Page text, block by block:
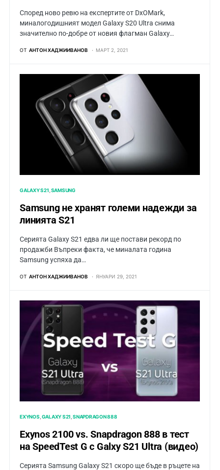
Според ново ревю на експертите от DxOMark,
миналогодишният модел Galaxy S20 Ultra снима
значително по-добре от новия флагман Galaxy…
ОТ АНТОН ХАДЖИИВАНОВ МАРТ 2, 2021
GALAXY S21 SAMSUNG
Samsung не хранят големи надежди за
линията S21
Серията Galaxy S21 едва ли ще постави рекорд по
продажби Въпреки факта, че миналата година
Samsung успяха да…
ОТ АНТОН ХАДЖИИВАНОВ ЯНУАРИ 29, 2021
EXYNOS GALAXY S21 SNAPDRAGON 888
Exynos 2100 vs. Snapdragon 888 в тест
на SpeedTest G с Galxy S21 Ultra (видео)
Серията Samsung Galaxy S21 скоро ще бъде в ръцете на